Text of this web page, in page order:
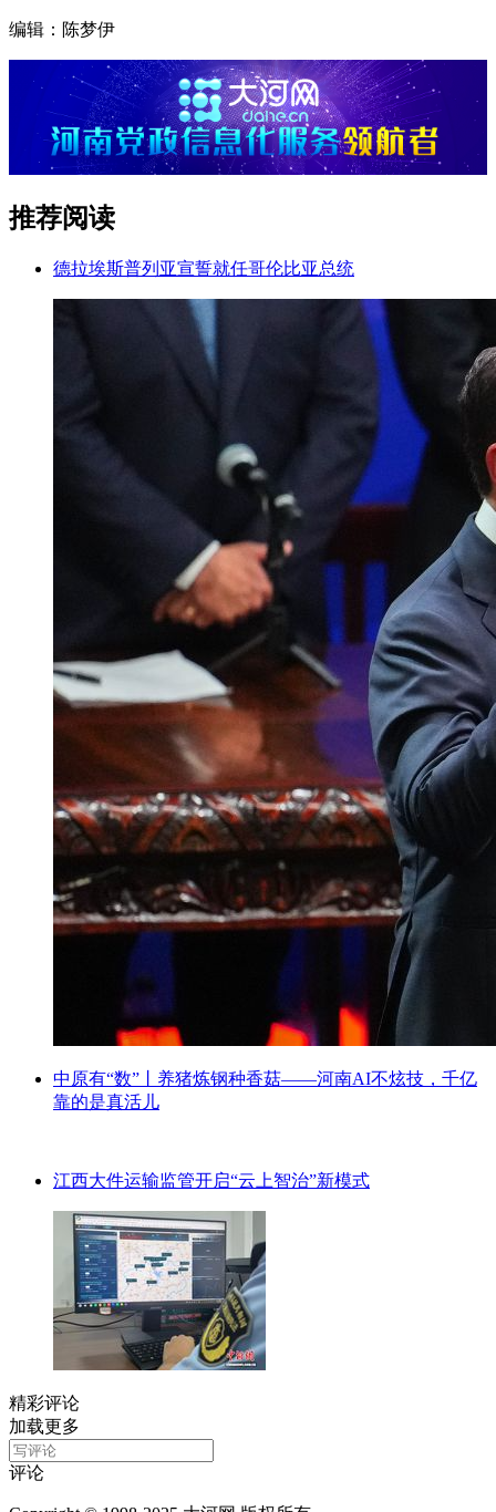
编辑：陈梦伊
推荐阅读
德拉埃斯普列亚宣誓就任哥伦比亚总统
中原有“数”丨养猪炼钢种香菇——河南AI不炫技，千亿
靠的是真活儿
江西大件运输监管开启“云上智治”新模式
精彩评论
加载更多
评论